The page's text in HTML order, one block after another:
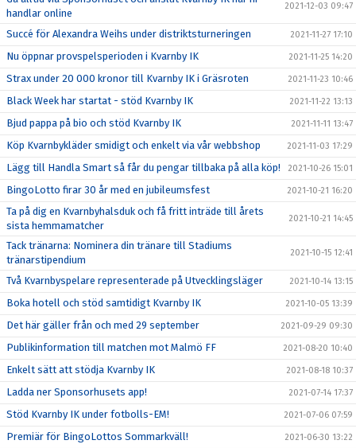
handlar online
2021-12-03 09:47
Succé för Alexandra Weihs under distriktsturneringen 2021-11-27 17:10
Nu öppnar provspelsperioden i Kvarnby IK 2021-11-25 14:20
Strax under 20 000 kronor till Kvarnby IK i Gräsroten 2021-11-23 10:46
Black Week har startat - stöd Kvarnby IK 2021-11-22 13:13
Bjud pappa på bio och stöd Kvarnby IK 2021-11-11 13:47
Köp Kvarnbykläder smidigt och enkelt via vår webbshop 2021-11-03 17:29
Lägg till Handla Smart så får du pengar tillbaka på alla köp! 2021-10-26 15:01
BingoLotto firar 30 år med en jubileumsfest 2021-10-21 16:20
Ta på dig en Kvarnbyhalsduk och få fritt inträde till årets
sista hemmamatcher
2021-10-21 14:45
Tack tränarna: Nominera din tränare till Stadiums
tränarstipendium
2021-10-15 12:41
Två Kvarnbyspelare representerade på Utvecklingsläger 2021-10-14 13:15
Boka hotell och stöd samtidigt Kvarnby IK 2021-10-05 13:39
Det här gäller från och med 29 september 2021-09-29 09:30
Publikinformation till matchen mot Malmö FF 2021-08-20 10:40
Enkelt sätt att stödja Kvarnby IK 2021-08-18 10:37
Ladda ner Sponsorhusets app! 2021-07-14 17:37
Stöd Kvarnby IK under fotbolls-EM! 2021-07-06 07:59
Premiär för BingoLottos Sommarkväll! 2021-06-30 13:22